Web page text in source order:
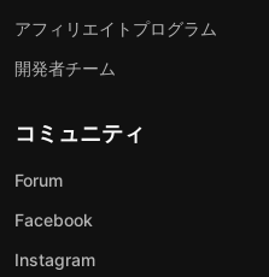
アフィリエイトプログラム
開発者チーム
コミュニティ
Forum
Facebook
Instagram